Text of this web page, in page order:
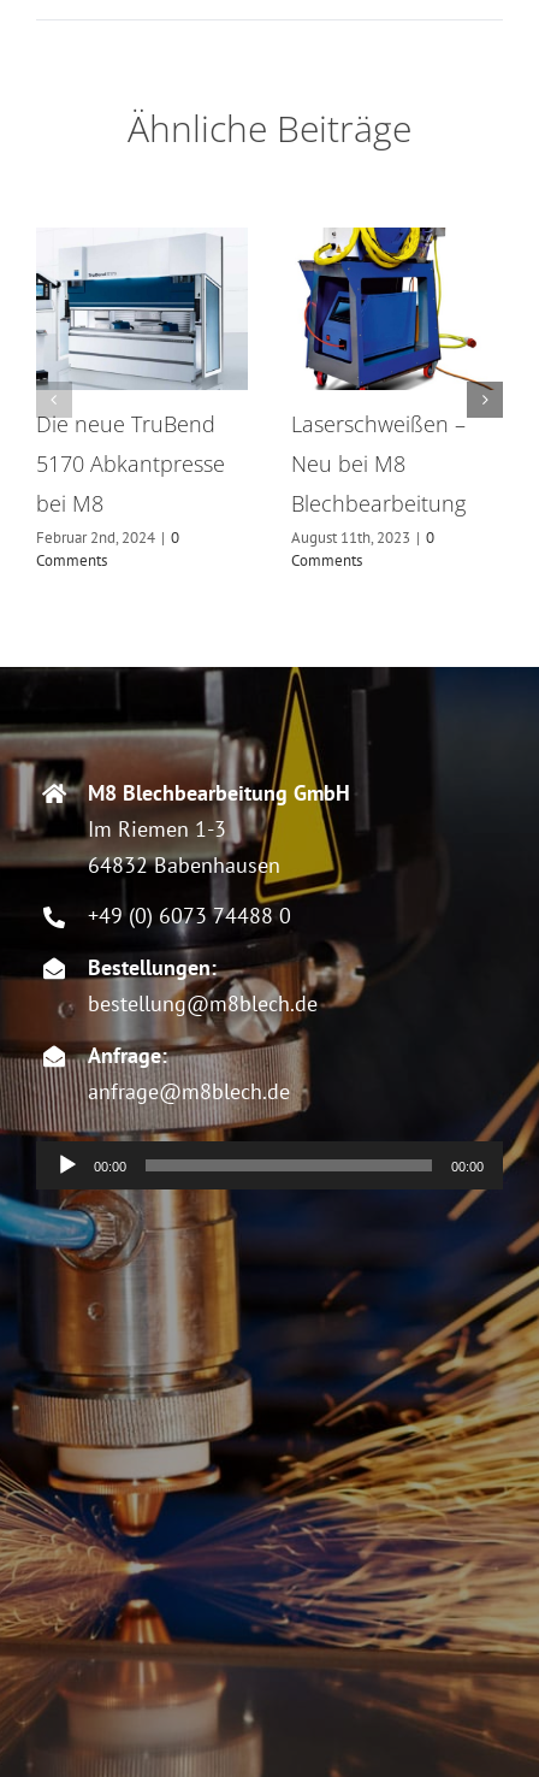
Ähnliche Beiträge
Die neue TruBend
5170 Abkantpresse
bei M8
Februar 2nd, 2024 | 0
Comments
Laserschweißen –
Neu bei M8
Blechbearbeitung
August 11th, 2023 | 0
Comments
M8 Blechbearbeitung GmbH
Im Riemen 1-3
64832 Babenhausen
+49 (0) 6073 74488 0
Bestellungen:
bestellung@m8blech.de
Anfrage:
anfrage@m8blech.de
Audio-
Player
00:00 00:00